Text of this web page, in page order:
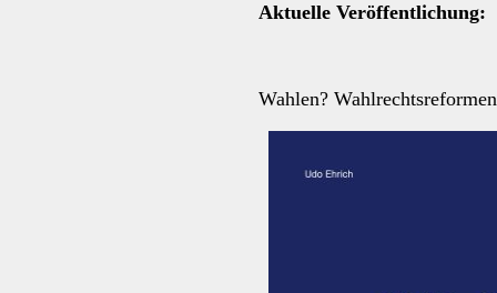
Aktuelle Veröffentlichung:
Wahlen?